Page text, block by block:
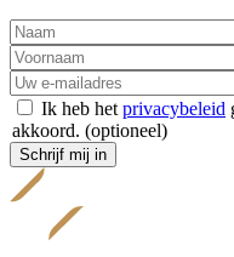
Naam
Voornaam
Ik heb het privacybeleid
akkoord. (optioneel)
Schrijf mij in